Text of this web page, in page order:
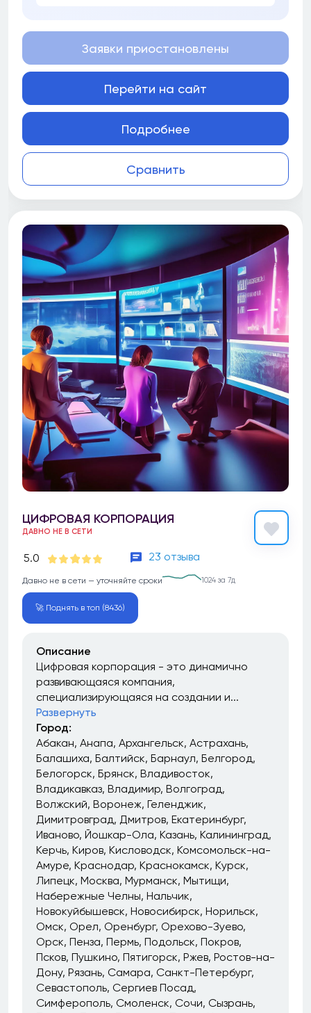
Сравнить
Заявки приостановлены
Перейти на сайт
Подробнее
ЦИФРОВАЯ КОРПОРАЦИЯ
ДАВНО НЕ В СЕТИ
5.0 23 отзыва
Давно не в сети — уточняйте сроки 1024 за 7д
🚀 Поднять в топ (8436)
Описание
Цифровая корпорация - это динамично
развивающаяся компания,
специализирующаяся на создании и...
Развернуть
Город:
Абакан Анапа Архангельск Астрахань
Балашиха Балтийск Барнаул Белгород
Белогорск Брянск Владивосток
Владикавказ Владимир Волгоград
Волжский Воронеж Геленджик
Димитровград Дмитров Екатеринбург
Иваново Йошкар-Ола Казань Калининград
Керчь Киров Кисловодск Комсомольск-на-
Амуре Краснодар Краснокамск Курск
Липецк Москва Мурманск Мытищи
Набережные Челны Нальчик
Новокуйбышевск Новосибирск Норильск
Омск Орел Оренбург Орехово-Зуево
Орск Пенза Пермь Подольск Покров
Псков Пушкино Пятигорск Ржев Ростов-на-
Дону Рязань Самара Санкт-Петербург
Севастополь Сергиев Посад
Симферополь Смоленск Сочи Сызрань